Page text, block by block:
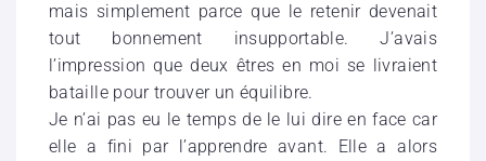
mais simplement parce que le retenir devenait
tout bonnement insupportable. J’avais
l’impression que deux êtres en moi se livraient
bataille pour trouver un équilibre.
Je n’ai pas eu le temps de le lui dire en face car
elle a fini par l’apprendre avant. Elle a alors